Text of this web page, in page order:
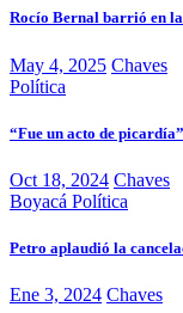
Rocío Bernal barrió en
May 4, 2025 Chaves
Política
“Fue un acto de
Oct 18, 2024 Chaves
Boyacá Política
Petro aplaudió la
Ene 3, 2024 Chaves